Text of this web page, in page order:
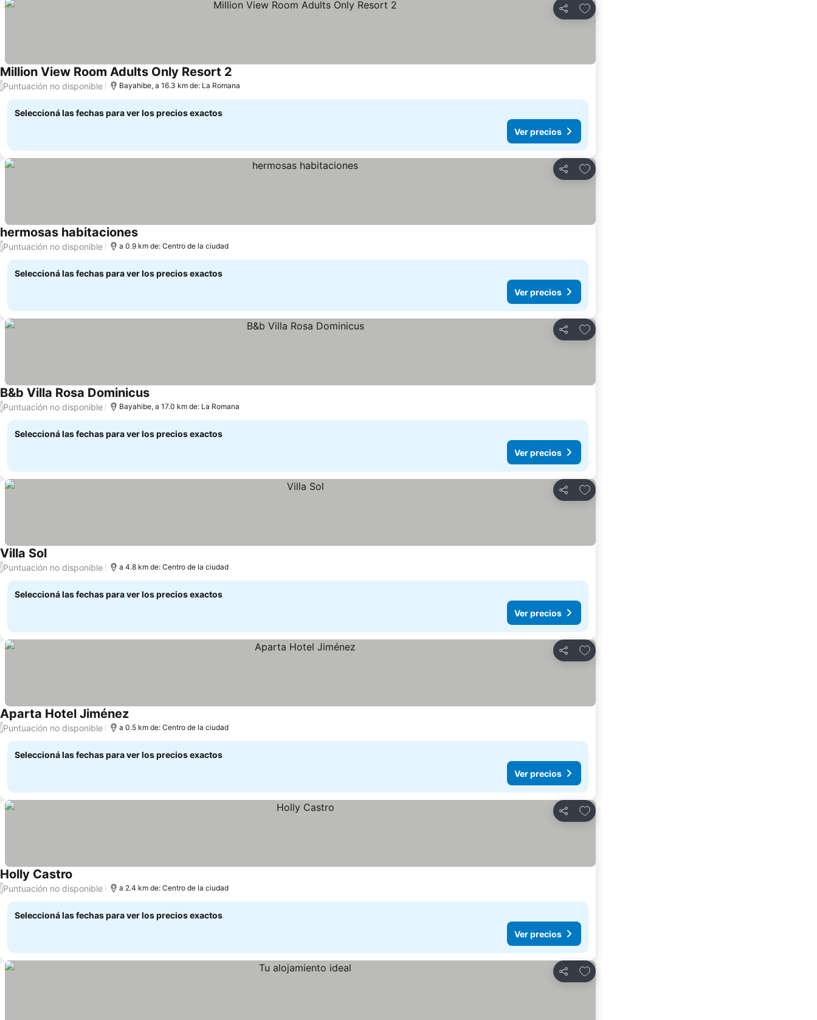
Compartir
Añadir a favoritos
Million View Room Adults Only Resort 2
/Puntuación no disponible Bayahibe, a 16.3 km de: La Romana
Seleccioná las fechas para ver los precios exactos
Ver precios
Compartir
Añadir a favoritos
hermosas habitaciones
/Puntuación no disponible a 0.9 km de: Centro de la ciudad
Seleccioná las fechas para ver los precios exactos
Ver precios
Compartir
Añadir a favoritos
B&b Villa Rosa Dominicus
/Puntuación no disponible Bayahibe, a 17.0 km de: La Romana
Seleccioná las fechas para ver los precios exactos
Ver precios
Compartir
Añadir a favoritos
Villa Sol
/Puntuación no disponible a 4.8 km de: Centro de la ciudad
Seleccioná las fechas para ver los precios exactos
Ver precios
Compartir
Añadir a favoritos
Aparta Hotel Jiménez
/Puntuación no disponible a 0.5 km de: Centro de la ciudad
Seleccioná las fechas para ver los precios exactos
Ver precios
Compartir
Añadir a favoritos
Holly Castro
/Puntuación no disponible a 2.4 km de: Centro de la ciudad
Seleccioná las fechas para ver los precios exactos
Ver precios
Compartir
Añadir a favoritos